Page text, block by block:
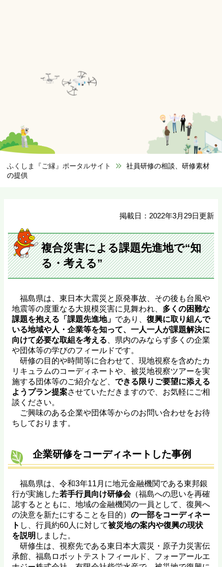
ふくしま『ご縁』ポータルサイト >
社員研修の相談、研修素材
の提供
掲載日：2022年3月29日更新
複合災害による課題先進地で“知
る・考える”
福島県は、東日本大震災と原発事故、その後も台風や
地震等の度重なる大規模災害に見舞われ、 多くの困難な
課題を抱える「課題先進地」 であり、 復興に取り組んで
いる地域や人・企業等を知って、一人一人が課題解決に
向けて必要な取組を考える 、県内のみならず多くの企業
や団体等の学びのフィールドです。
研修の目的や時間等に合わせて、現地視察を含めたカ
リキュラムのコーディネートや、被災地視察ツアーを実
施する団体等のご紹介など、 できる限りご要望に添える
ようプラン提案させていただきますので、お気軽にご相
談ください。
ご興味のある企業や団体等からのお問い合わせをお待
ちしております。
企業研修をコーディネートした事例
福島県は、令和3年11月に地元金融機関である東邦銀
行が実施した若手行員向け研修会（福島への思いを再確
認するとともに、地域の金融機関の一員として、復興へ
の決意を新たにすることを目的） の一部をコーディネー
ト し、行員約60人に対して被災地の案内や復興の現状
を説明 しました。
研修生は、視察先である東日本大震災・原子力災害伝
承館、福島ロボットテストフィールド、フォーアールエ